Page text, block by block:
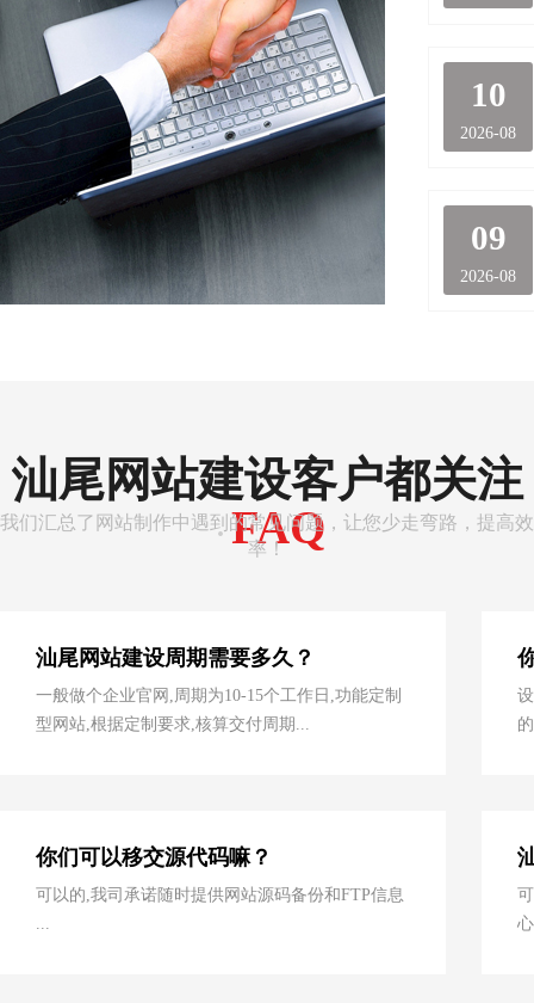
10
2026-08
09
2026-08
汕尾网站建设客户都关注
·FAQ
我们汇总了网站制作中遇到的常见问题，让您少走弯路，提高效
率！
汕尾网站建设周期需要多久？
一般做个企业官网,周期为10-15个工作日,功能定制
型网站,根据定制要求,核算交付周期...
你们可以移交源代码嘛？
可以的,我司承诺随时提供网站源码备份和FTP信息